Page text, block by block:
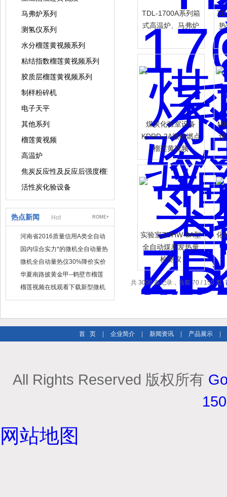
马弗炉系列
测氢仪系列
水分榴莲黄视频系列
粘结指数榴莲黄视频系列
胶质层榴莲黄视频系列
制样粉碎机
电子天平
其他系列
榴莲黄视频
高温炉
焦炭反应性及反应后强度榴莲黄视频
活性炭化验设备
热点新闻 Hot ROME+
河南省2016质量信用A类全自动
量热仪
国内综合实力*的微机全自动量热
仪制造企业
微机全自动量热仪30%降价实价
出售
华夏南路披黄金甲--鹤壁市榴莲
视频在线观看下载仪器仪表有限
榴莲视频在线观看下载新型微机
TDL-1700A系列箱
式高温炉、马弗炉
煤炭化验室设备
KDRD-2A微机燃点
榴莲黄视频
实验室ZDHW-8A型
全自动煤炭发热量
检测仪
化
共 3000 条记录，当前 70 / 150 页
首 页 企业简介 新闻资讯 产品展示
All Rights Reserved 版权所有
网站地图